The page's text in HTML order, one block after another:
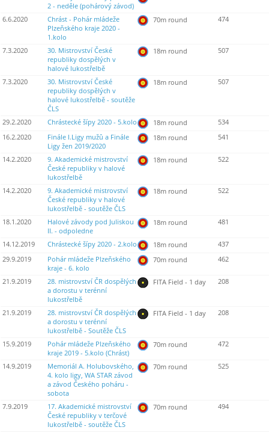
2 - neděle (pohárový závod)
6.6.2020
Chrást - Pohár mládeže
Plzeňského kraje 2020 -
1.kolo
70m round 474
7.3.2020
30. Mistrovství České
republiky dospělých v
halové lukostřelbě
18m round 507
7.3.2020
30. Mistrovství České
republiky dospělých v
halové lukostřelbě - soutěže
ČLS
18m round 507
29.2.2020 Chrástecké šípy 2020 - 5.kolo 18m round
534
16.2.2020
Finále I.Ligy mužů a Finále
Ligy žen 2019/2020
18m round 541
14.2.2020
9. Akademické mistrovství
České republiky v halové
lukostřelbě
18m round 522
14.2.2020
9. Akademické mistrovství
České republiky v halové
lukostřelbě - soutěže ČLS
18m round 522
18.1.2020
Halové závody pod Juliskou
II. - odpoledne
18m round 481
14.12.2019 Chrástecké šípy 2020 - 2.kolo 18m round
437
29.9.2019
Pohár mládeže Plzeňského
kraje - 6. kolo
70m round 462
21.9.2019
28. mistrovství ČR dospělých
a dorostu v terénní
lukostřelbě
FITA Field - 1 day 208
21.9.2019
28. mistrovství ČR dospělých
a dorostu v terénní
lukostřelbě - Soutěže ČLS
FITA Field - 1 day 208
15.9.2019
Pohár mládeže Plzeňského
kraje 2019 - 5.kolo (Chrást)
70m round 472
14.9.2019
Memoriál A. Holubovského,
4. kolo ligy, WA STAR závod
a závod Českého poháru -
sobota
70m round 525
7.9.2019
17. Akademické mistrovství
České republiky v terčové
lukostřelbě - soutěže ČLS
70m round 494